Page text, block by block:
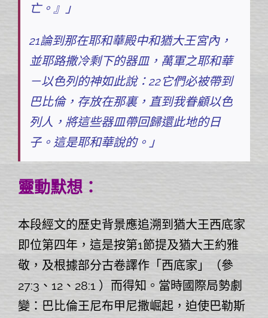
亡。』」
21論到那在耶和華殿中和猶大王宮內，
並耶路撒冷剩下的器皿，萬軍之耶和華
－以色列的神如此說：22它們必被帶到
巴比倫，存放在那裏，直到我眷顧以色
列人，將這些器皿帶回歸還此地的日
子。這是耶和華說的。」
靈動默想：
本段經文的歷史背景應追溯到猶大王西底家
即位第四年，這是按第1節提及猶大王約雅
敬，及根據部分古卷譯作「西底家」（參
27:3、12、28:1 ）而得知。當時國際局勢劇
變：巴比倫王尼布甲尼撒崛起，迫使巴勒斯